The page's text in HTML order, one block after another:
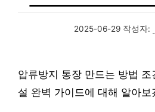
2025-06-29 작성자:
압류방지 통장 만드는 방법 조
설 완벽 가이드에 대해 알아보